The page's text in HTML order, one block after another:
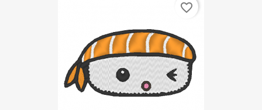
favorite_border